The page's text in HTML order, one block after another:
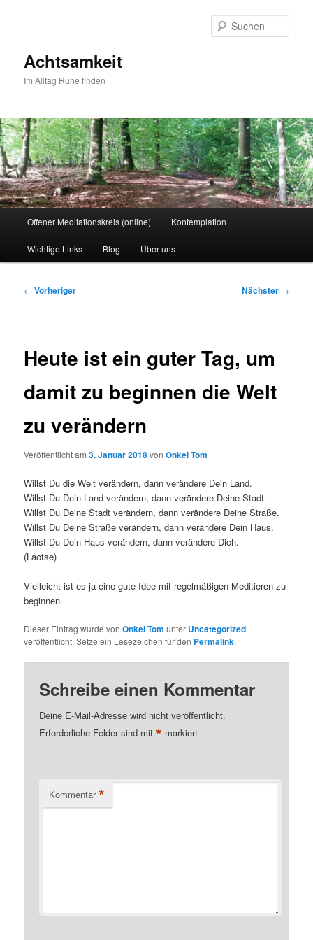
Achtsamkeit
Im Alltag Ruhe finden
Offener Meditationskreis (online) Kontemplation
Wichtige Links Blog Über uns
Beitragsnavigation
← Vorheriger Nächster →
Heute ist ein guter Tag, um
damit zu beginnen die Welt
zu verändern
Veröffentlicht am3. Januar 2018vonOnkel Tom
Willst Du die Welt verändern, dann verändere Dein Land.
Willst Du Dein Land verändern, dann verändere Deine Stadt.
Willst Du Deine Stadt verändern, dann verändere Deine Straße.
Willst Du Deine Straße verändern, dann verändere Dein Haus.
Willst Du Dein Haus verändern, dann verändere Dich.
(Laotse)
Vielleicht ist es ja eine gute Idee mit regelmäßigen Meditieren zu
beginnen.
Dieser Eintrag wurde vonOnkel Tom unter Uncategorized
veröffentlicht. Setze ein Lesezeichen für den Permalink.
Schreibe einen Kommentar
Deine E-Mail-Adresse wird nicht veröffentlicht.
Erforderliche Felder sind mit* markiert
Kommentar *